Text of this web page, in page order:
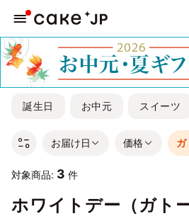
誕生日 お中元 スイーツ
お届け日 価格 ガ
対象商品: 3 件
ホワイトデー（ガト